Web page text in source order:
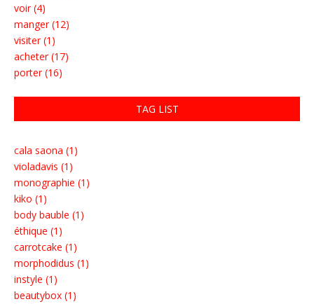
voir (4)
manger (12)
visiter (1)
acheter (17)
porter (16)
TAG LIST
cala saona (1)
violadavis (1)
monographie (1)
kiko (1)
body bauble (1)
éthique (1)
carrotcake (1)
morphodidus (1)
instyle (1)
beautybox (1)